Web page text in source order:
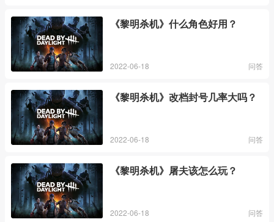
《黎明杀机》什么角色好用？
2022-06-18 问答
《黎明杀机》改档封号几率大吗？
2022-06-18 问答
《黎明杀机》屠夫该怎么玩？
2022-06-18 问答